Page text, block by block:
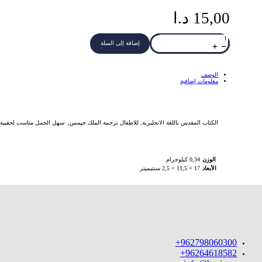
15,00 د.ا
كمية
Backpack
Bible
KJV
إضافة إلى السلة
الوصف
معلومات إضافية
الكتاب المقدس باللغة الانجليزية, للاطفال ترجمة الملك جيمس, سهل الحمل مناسب
الوزن 0,34 كيلوجرام
الأبعاد 17 × 11,5 × 2,5 سنتيميتر
962798060300+
96264618582+